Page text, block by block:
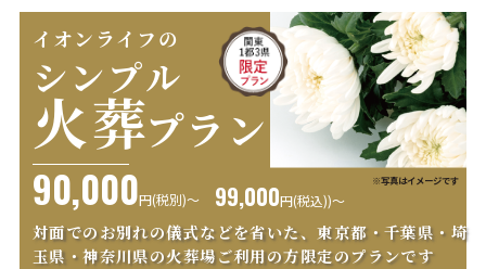
イオンライフの
シンプル
火葬プラン
90,000円(税別)〜 99,000円(税込))〜
対面でのお別れの儀式などを省いた、東京都・千葉県・ 埼
玉県・神奈川県の火葬場ご利用の方限定のプランです
※写真はイメージです